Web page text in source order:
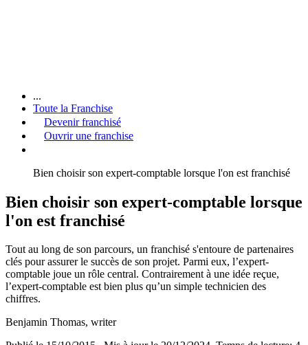
...
Toute la Franchise
Devenir franchisé
Ouvrir une franchise
Bien choisir son expert-comptable lorsque l'on est franchisé
Bien choisir son expert-comptable lorsque
l'on est franchisé
Tout au long de son parcours, un franchisé s'entoure de partenaires
clés pour assurer le succès de son projet. Parmi eux, l’expert-
comptable joue un rôle central. Contrairement à une idée reçue,
l’expert-comptable est bien plus qu’un simple technicien des
chiffres.
Benjamin Thomas, writer